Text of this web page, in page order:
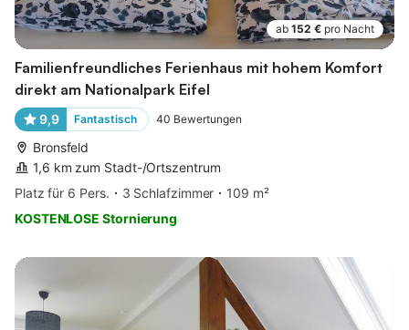
ab 152 € pro Nacht
Familienfreundliches Ferienhaus mit hohem Komfort
direkt am Nationalpark Eifel
9,9 Fantastisch 40 Bewertungen
Bronsfeld
1,6 km zum Stadt-/Ortszentrum
Platz für 6 Pers.
3 Schlafzimmer
109 m²
KOSTENLOSE Stornierung